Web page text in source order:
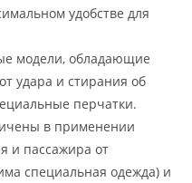
удобстве для
модели, обладающие
удара и стирания об
перчатки.
в применении
и пассажира от
специальная одежда) и